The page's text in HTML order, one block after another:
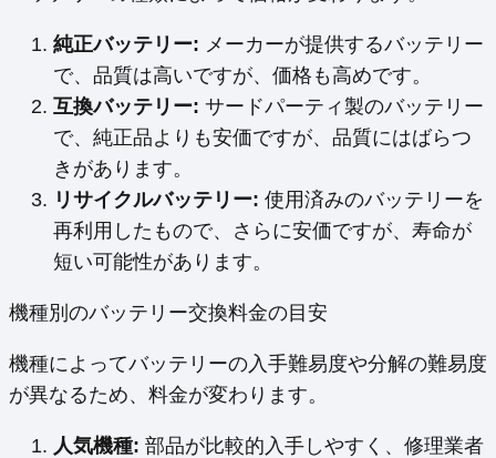
純正バッテリー: メーカーが提供するバッテリー
で、品質は高いですが、価格も高めです。
互換バッテリー: サードパーティ製のバッテリー
で、純正品よりも安価ですが、品質にはばらつ
きがあります。
リサイクルバッテリー: 使用済みのバッテリーを
再利用したもので、さらに安価ですが、寿命が
短い可能性があります。
機種別のバッテリー交換料金の目安
機種によってバッテリーの入手難易度や分解の難易度
が異なるため、料金が変わります。
人気機種: 部品が比較的入手しやすく、修理業者